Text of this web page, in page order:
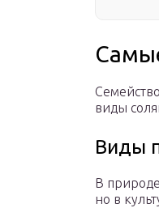
виды
Виды
В
но в